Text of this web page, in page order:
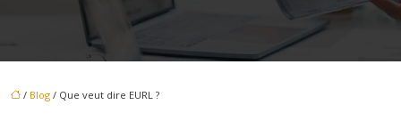
/ Blog / Que veut dire EURL ?